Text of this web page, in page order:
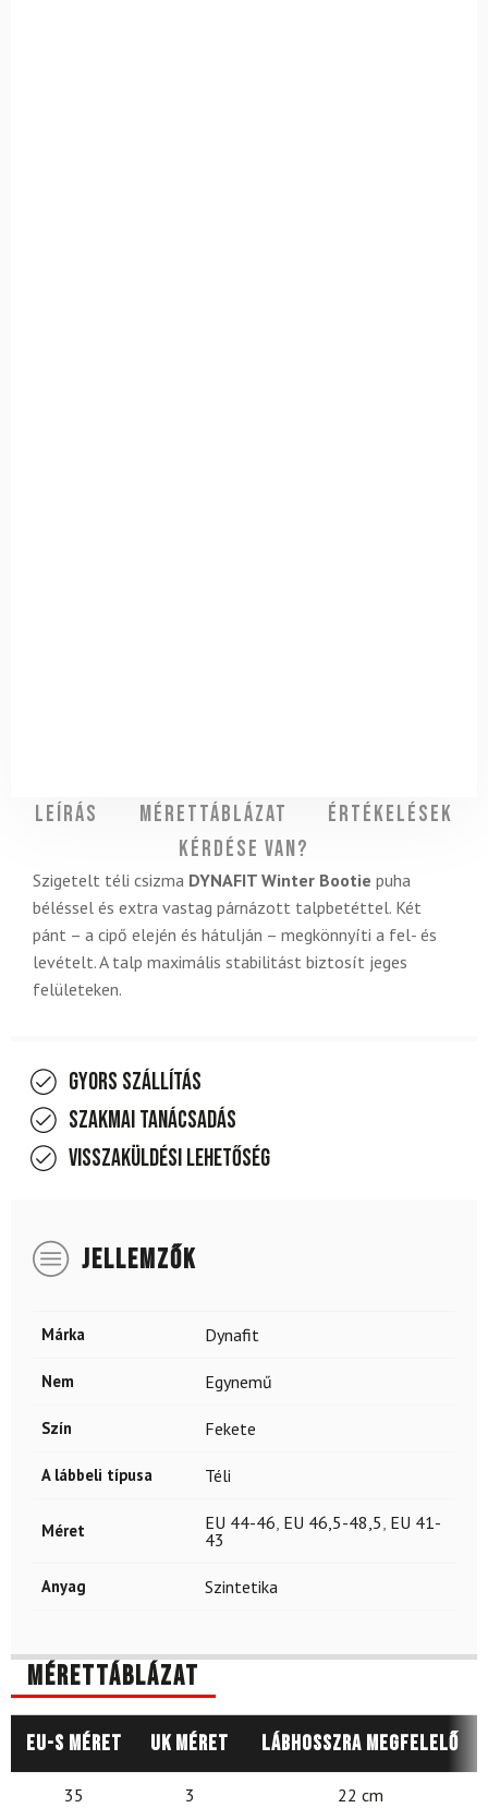
Leírás Mérettáblázat
Értékelések
Kérdése van?
Szigetelt téli csizma DYNAFIT Winter Bootie puha
béléssel és extra vastag párnázott talpbetéttel. Két
pánt – a cipő elején és hátulján – megkönnyíti a fel- és
levételt. A talp maximális stabilitást biztosít jeges
felületeken.
Gyors szállítás
Szakmai tanácsadás
Visszaküldési lehetőség
JELLEMZŐK
Márka Dynafit
Nem Egynemű
Szín Fekete
A lábbeli típusa Téli
Méret EU 44-46 EU 46,5-48,5 EU 41-
43
Anyag Szintetika
Mérettáblázat
EU-s méret UK méret Lábhosszra megfelelő
35 3 22 cm